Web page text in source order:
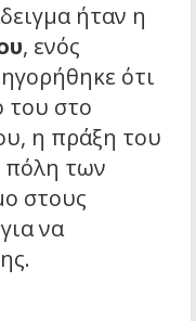
ήταν η
, ενός
ότι
του στο
η πράξη του
πόλη των
στους
να